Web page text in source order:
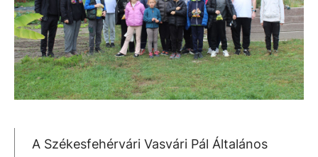
A Székesfehérvári Vasvári Pál Általános